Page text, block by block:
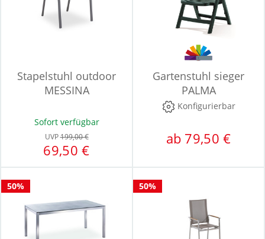
Stapelstuhl outdoor
MESSINA
Sofort verfügbar
UVP199,00 €
69,50 €
Gartenstuhl sieger
PALMA
Konfigurierbar
ab 79,50 €
50% 50%